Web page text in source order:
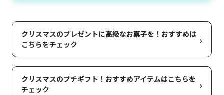
クリスマスのプレゼントに高級なお菓子を！おすすめは
こちらをチェック
›
クリスマスのプチギフト！おすすめアイテムはこちらを
チェック
›